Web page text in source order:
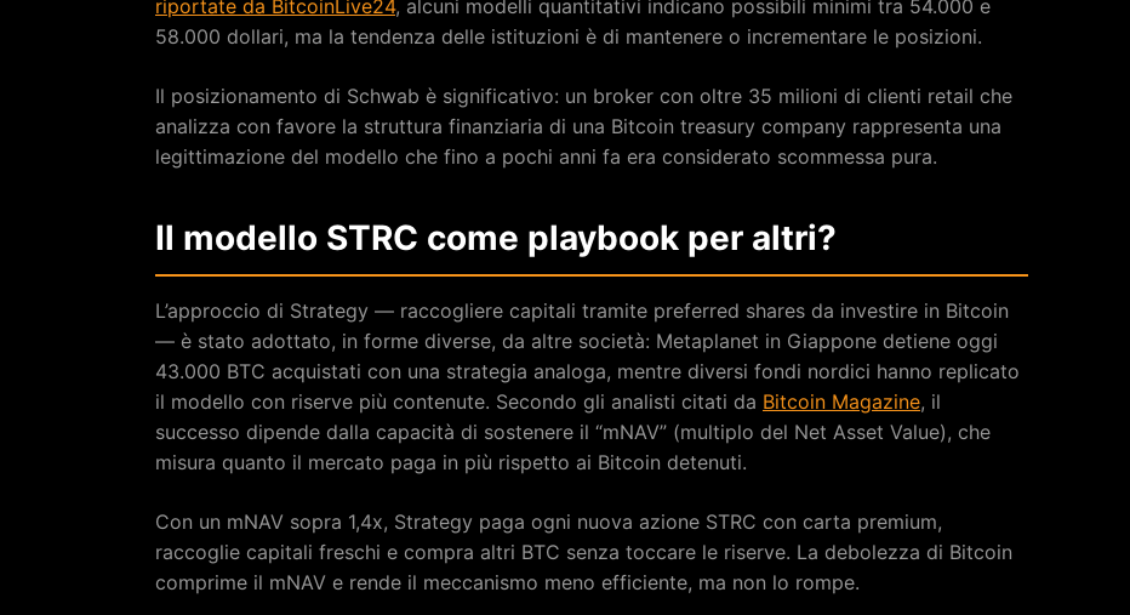
riportate da BitcoinLive24, alcuni modelli quantitativi indicano possibili minimi tra 54.000 e
58.000 dollari, ma la tendenza delle istituzioni è di mantenere o incrementare le posizioni.
Il posizionamento di Schwab è significativo: un broker con oltre 35 milioni di clienti retail che
analizza con favore la struttura finanziaria di una Bitcoin treasury company rappresenta una
legittimazione del modello che fino a pochi anni fa era considerato scommessa pura.
Il modello STRC come playbook per altri?
L’approccio di Strategy — raccogliere capitali tramite preferred shares da investire in Bitcoin
— è stato adottato, in forme diverse, da altre società: Metaplanet in Giappone detiene oggi
43.000 BTC acquistati con una strategia analoga, mentre diversi fondi nordici hanno replicato
il modello con riserve più contenute. Secondo gli analisti citati da Bitcoin Magazine, il
successo dipende dalla capacità di sostenere il “mNAV” (multiplo del Net Asset Value), che
misura quanto il mercato paga in più rispetto ai Bitcoin detenuti.
Con un mNAV sopra 1,4x, Strategy paga ogni nuova azione STRC con carta premium,
raccoglie capitali freschi e compra altri BTC senza toccare le riserve. La debolezza di Bitcoin
comprime il mNAV e rende il meccanismo meno efficiente, ma non lo rompe.